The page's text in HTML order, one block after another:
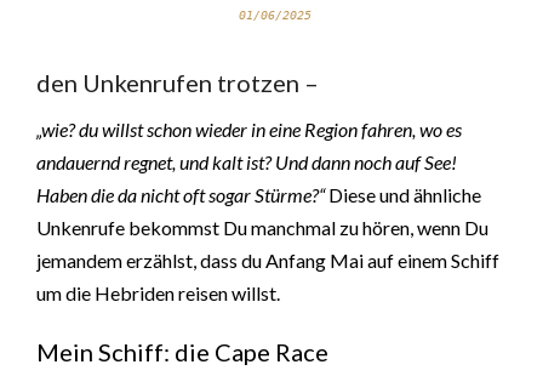
01/06/2025
den Unkenrufen trotzen –
„wie? du willst schon wieder in eine Region fahren, wo es
andauernd regnet, und kalt ist? Und dann noch auf See!
Haben die da nicht oft sogar Stürme?“Diese und ähnliche
Unkenrufe bekommst Du manchmal zu hören, wenn Du
jemandem erzählst, dass du Anfang Mai auf einem Schiff
um die Hebriden reisen willst.
Mein Schiff: die Cape Race